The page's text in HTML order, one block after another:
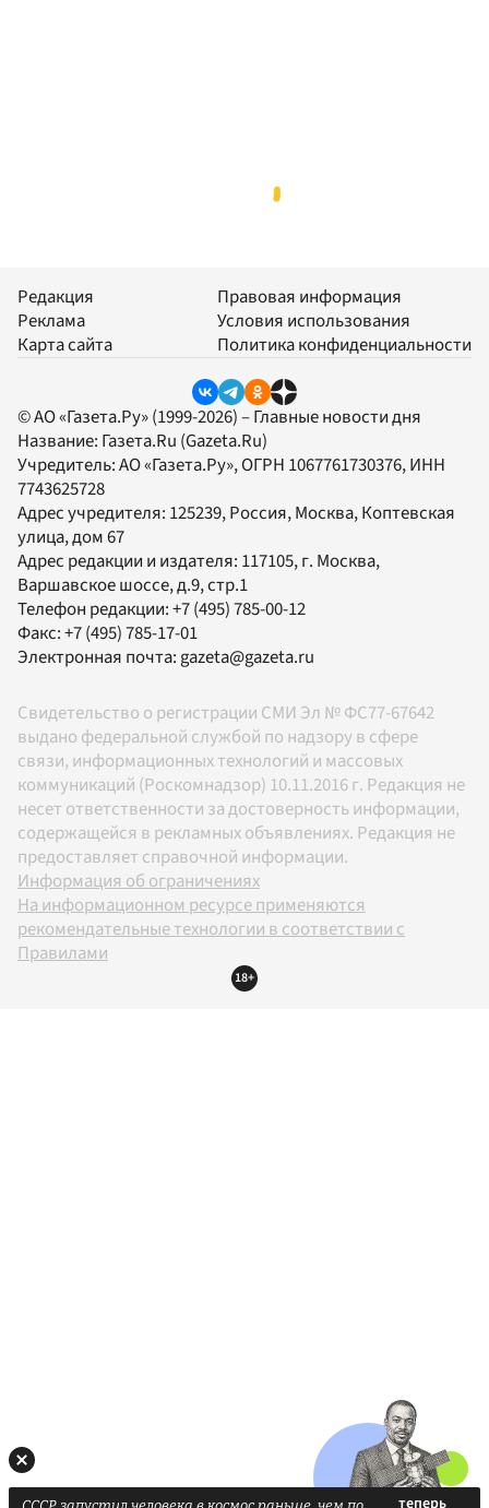
Редакция
Реклама
Карта сайта
Правовая информация
Условия использования
Политика конфиденциальности
© АО «Газета.Ру» (1999-2026) – Главные новости дня
Название: Газета.Ru (Gazeta.Ru)
Учредитель:АО «Газета.Ру», ОГРН 1067761730376, ИНН
7743625728
Адрес учредителя: 125239, Россия, Москва, Коптевская
улица, дом 67
Адрес редакции и издателя: 117105, г. Москва,
Варшавское шоссе, д.9, стр.1
Телефон редакции:+7 (495) 785-00-12
Факс:+7 (495) 785-17-01
Электронная почта: gazeta@gazeta.ru
Свидетельство о регистрации СМИ Эл № ФС77-67642
выдано федеральной службой по надзору в сфере
связи, информационных технологий и массовых
коммуникаций (Роскомнадзор) 10.11.2016 г. Редакция не
несет ответственности за достоверность информации,
содержащейся в рекламных объявлениях. Редакция не
предоставляет справочной информации.
Информация об ограничениях
На информационном ресурсе применяются
рекомендательные технологии в соответствии с
Правилами
18+